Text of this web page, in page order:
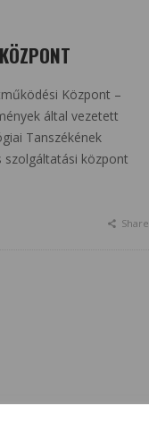
Központ –
által vezetett
Tanszékének
szolgáltatási központ
Share